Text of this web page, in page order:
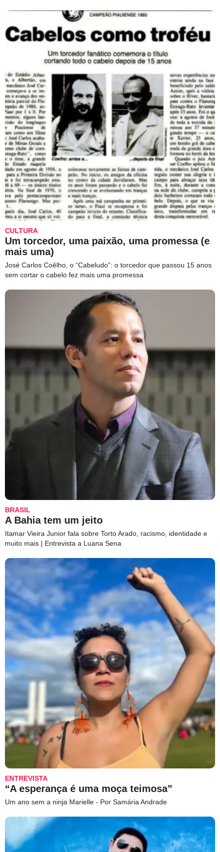
CULTURA
Um torcedor, uma paixão, uma promessa (e
mais uma)
José Carlos Coêlho, o “Cabeludo”: o torcedor que passou 15 anos
sem cortar o cabelo fez mais uma promessa
BRASIL
A Bahia tem um jeito
Itamar Vieira Junior fala sobre Torto Arado, racismo, identidade e
muito mais | Entrevista a Luana Sena
ENTREVISTA
“A esperança é uma moça teimosa”
Um ano sem a ninja Marielle - Por Samária Andrade